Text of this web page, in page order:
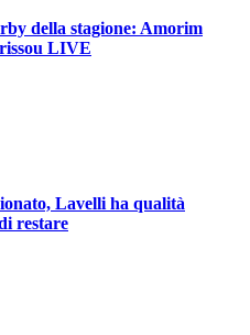
della stagione: Amorim
LIVE
Lavelli ha qualità
restare